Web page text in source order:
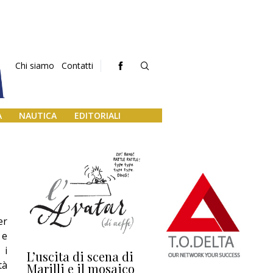
Chi siamo Contatti
NAUTICA EDITORIALI
i
L’uscita di scena di
Marilli e il mosaico
Darsena a Europa,